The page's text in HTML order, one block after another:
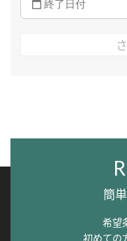
簡
希望
初めての